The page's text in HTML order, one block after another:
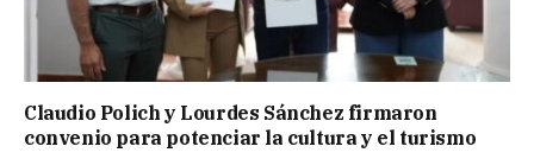
Claudio Polich y Lourdes Sánchez firmaron
convenio para potenciar la cultura y el turismo